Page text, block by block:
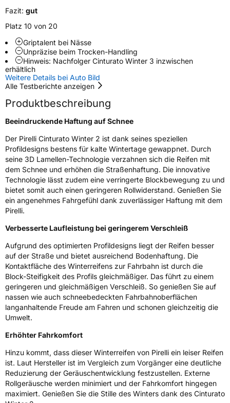
Verstärkt
EU Label
EffizienzB
NasshaftungB
Rollgeräusch (dB)71
Fahrzeugklasse C1
3PMSF / Schneeflockensymbol / Alpine-SymbolJa
Allgemeine Produktsicherheit (GPSR)
HerstellerkontaktPIRELLI TYRE SPA, Viale Piero e Alberto
Pirelli 25 20126 Milano Italien,
www.pirelli.com,
consumer.support@pirelli.com
Fazit: gut
Platz 10 von 20
Griptalent bei Nässe
Unpräzise beim Trocken-Handling
Hinweis: Nachfolger Cinturato Winter 3 inzwischen
erhältlich
Weitere Details bei Auto Bild
Alle Testberichte anzeigen
Produktbeschreibung
Beeindruckende Haftung auf Schnee
Der Pirelli Cinturato Winter 2 ist dank seines speziellen
Profildesigns bestens für kalte Wintertage gewappnet. Durch
seine 3D Lamellen-Technologie verzahnen sich die Reifen mit
dem Schnee und erhöhen die Straßenhaftung. Die innovative
Technologie lässt zudem eine verringerte Blockbewegung zu und
bietet somit auch einen geringeren Rollwiderstand. Genießen Sie
ein angenehmes Fahrgefühl dank zuverlässiger Haftung mit dem
Pirelli.
Verbesserte Laufleistung bei geringerem Verschleiß
Aufgrund des optimierten Profildesigns liegt der Reifen besser
auf der Straße und bietet ausreichend Bodenhaftung. Die
Kontaktfläche des Winterreifens zur Fahrbahn ist durch die
Block-Steifigkeit des Profils gleichmäßiger. Das führt zu einem
geringeren und gleichmäßigen Verschleiß. So genießen Sie auf
nassen wie auch schneebedeckten Fahrbahnoberflächen
langanhaltende Freude am Fahren und schonen gleichzeitig die
Umwelt.
Erhöhter Fahrkomfort
Hinzu kommt, dass dieser Winterreifen von Pirelli ein leiser Reifen
ist. Laut Hersteller ist im Vergleich zum Vorgänger eine deutliche
Reduzierung der Geräuschentwicklung festzustellen. Externe
Rollgeräusche werden minimiert und der Fahrkomfort hingegen
maximiert. Genießen Sie die Stille des Winters dank des Cinturato